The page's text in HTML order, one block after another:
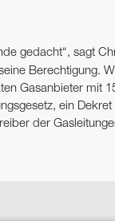
gedacht“, sagt
Berechtigung.
Gasanbieter mit
ein
der